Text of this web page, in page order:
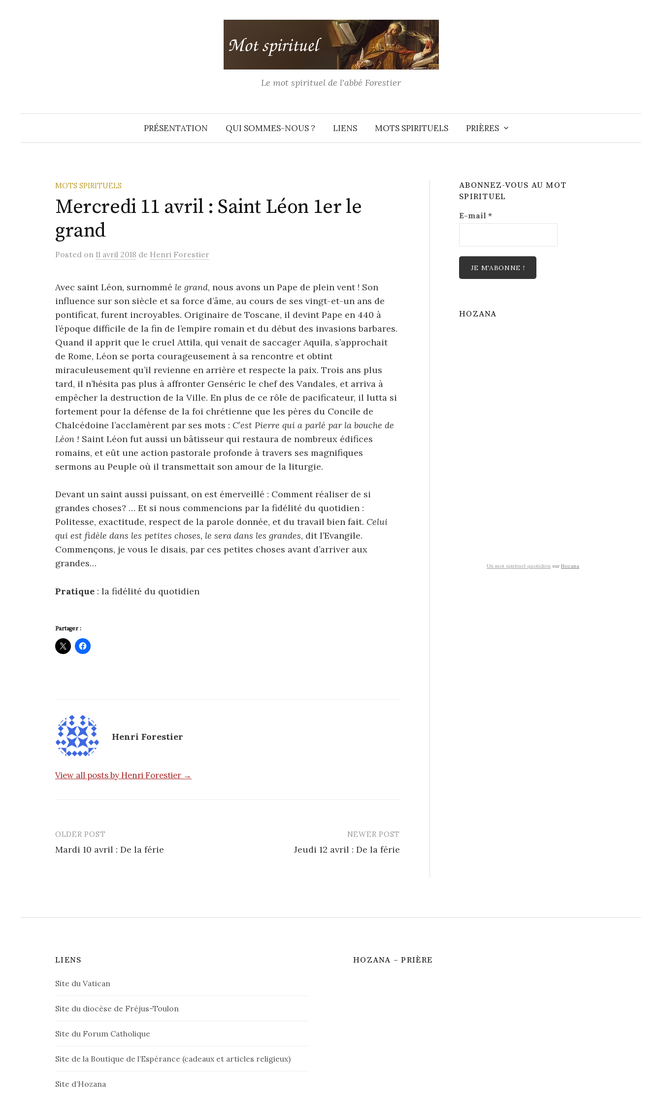
Le mot spirituel de l'abbé Forestier
PRÉSENTATION QUI SOMMES-NOUS ? LIENS MOTS SPIRITUELS PRIÈRES
MOTS SPIRITUELS
Mercredi 11 avril : Saint Léon 1er le
grand
Posted on 11 avril 2018 de Henri Forestier
Avec saint Léon, surnommé le grand, nous avons un Pape de plein vent ! Son
influence sur son siècle et sa force d’âme, au cours de ses vingt-et-un ans de
pontificat, furent incroyables. Originaire de Toscane, il devint Pape en 440 à
l’époque difficile de la fin de l’empire romain et du début des invasions barbares.
Quand il apprit que le cruel Attila, qui venait de saccager Aquila, s’approchait
de Rome, Léon se porta courageusement à sa rencontre et obtint
miraculeusement qu’il revienne en arrière et respecte la paix. Trois ans plus
tard, il n’hésita pas plus à affronter Genséric le chef des Vandales, et arriva à
empêcher la destruction de la Ville. En plus de ce rôle de pacificateur, il lutta si
fortement pour la défense de la foi chrétienne que les pères du Concile de
Chalcédoine l’acclamèrent par ses mots : C’est Pierre qui a parlé par la bouche de
Léon ! Saint Léon fut aussi un bâtisseur qui restaura de nombreux édifices
romains, et eût une action pastorale profonde à travers ses magnifiques
sermons au Peuple où il transmettait son amour de la liturgie.
Devant un saint aussi puissant, on est émerveillé : Comment réaliser de si
grandes choses? … Et si nous commencions par la fidélité du quotidien :
Politesse, exactitude, respect de la parole donnée, et du travail bien fait. Celui
qui est fidèle dans les petites choses, le sera dans les grandes, dit l’Evangile.
Commençons, je vous le disais, par ces petites choses avant d’arriver aux
grandes…
Pratique : la fidélité du quotidien
Partager :
Henri Forestier
View all posts by Henri Forestier →
Post
navigation
OLDER POST
Mardi 10 avril : De la férie
NEWER POST
Jeudi 12 avril : De la férie
ABONNEZ-VOUS AU MOT
SPIRITUEL
E-mail*
HOZANA
Un mot spirituel quotidien surHozana
LIENS
Site du Vatican
Site du diocèse de Fréjus-Toulon
Site du Forum Catholique
Site de la Boutique de l’Espérance (cadeaux et articles religieux)
Site d’Hozana
HOZANA – PRIÈRE